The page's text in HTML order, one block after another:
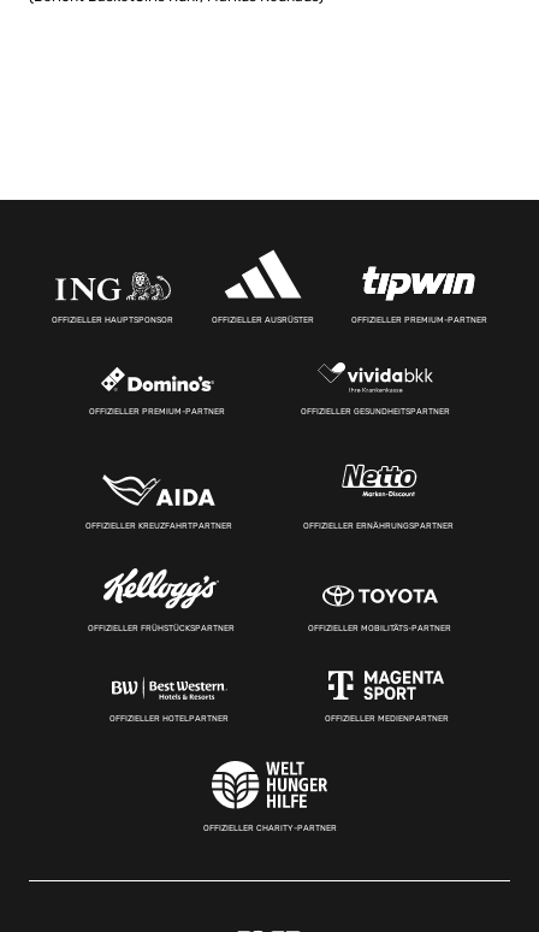
OFFIZIELLER HAUPTSPONSOR OFFIZIELLER AUSRÜSTER OFFIZIELLER PREMIUM-PARTNER
OFFIZIELLER PREMIUM-PARTNER OFFIZIELLER GESUNDHEITSPARTNER
OFFIZIELLER KREUZFAHRTPARTNER OFFIZIELLER ERNÄHRUNGSPARTNER
OFFIZIELLER FRÜHSTÜCKSPARTNER OFFIZIELLER MOBILITÄTS-PARTNER
OFFIZIELLER HOTELPARTNER OFFIZIELLER MEDIENPARTNER
OFFIZIELLER CHARITY-PARTNER